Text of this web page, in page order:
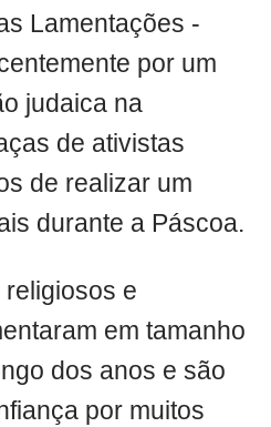
Lamentações -
por um
judaica na
de ativistas
de realizar um
durante a Páscoa.
e
em tamanho
dos anos e são
por muitos